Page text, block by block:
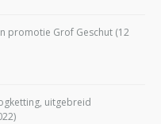
promotie Grof Geschut (12
uitgebreid